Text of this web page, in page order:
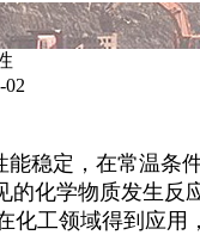
02
稳定，在常温条
的化学物质发生反应
工领域得到应用